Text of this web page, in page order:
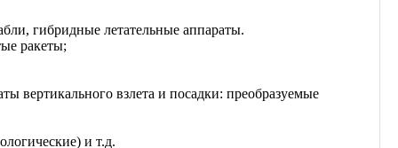
гибридные летательные аппараты.
ракеты;
вертикального взлета и посадки: преобразуемые
и т.д.